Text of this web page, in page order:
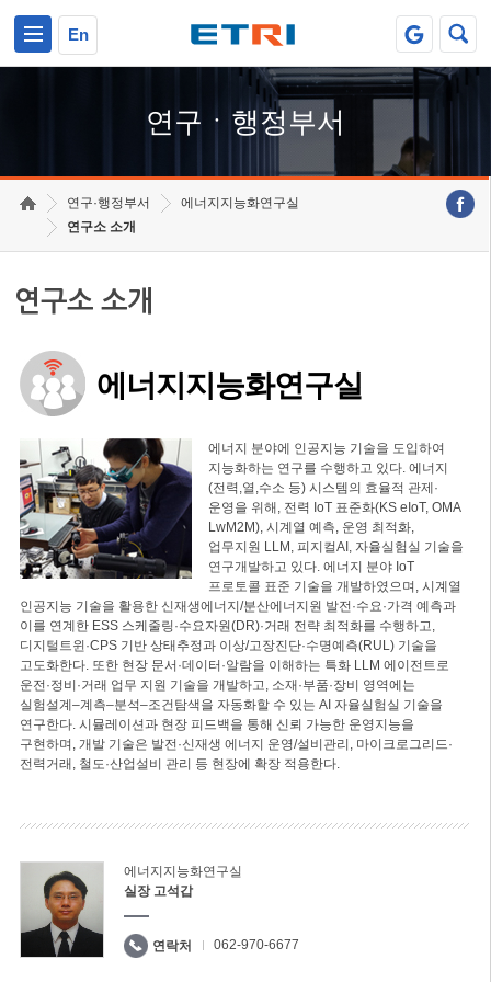
En
연구ㆍ행정부서
연구·행정부서
에너지지능화연구실
연구소 소개
연구소 소개
에너지지능화연구실
에너지 분야에 인공지능 기술을 도입하여
지능화하는 연구를 수행하고 있다. 에너지
(전력,열,수소 등) 시스템의 효율적 관제·
운영을 위해, 전력 IoT 표준화(KS eIoT, OMA
LwM2M), 시계열 예측, 운영 최적화,
업무지원 LLM, 피지컬AI, 자율실험실 기술을
연구개발하고 있다. 에너지 분야 IoT
프로토콜 표준 기술을 개발하였으며, 시계열
인공지능 기술을 활용한 신재생에너지/분산에너지원 발전·수요·가격 예측과
이를 연계한 ESS 스케줄링·수요자원(DR)·거래 전략 최적화를 수행하고,
디지털트윈·CPS 기반 상태추정과 이상/고장진단·수명예측(RUL) 기술을
고도화한다. 또한 현장 문서·데이터·알람을 이해하는 특화 LLM 에이전트로
운전·정비·거래 업무 지원 기술을 개발하고, 소재·부품·장비 영역에는
실험설계–계측–분석–조건탐색을 자동화할 수 있는 AI 자율실험실 기술을
연구한다. 시뮬레이션과 현장 피드백을 통해 신뢰 가능한 운영지능을
구현하며, 개발 기술은 발전·신재생 에너지 운영/설비관리, 마이크로그리드·
전력거래, 철도·산업설비 관리 등 현장에 확장 적용한다.
에너지지능화연구실
실장 고석갑
연락처 062-970-6677